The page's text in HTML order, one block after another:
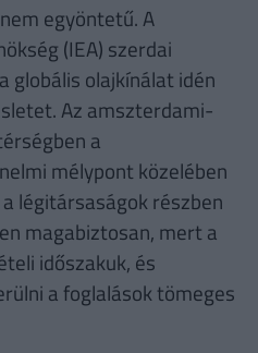
egyöntetű. A
(IEA) szerdai
globális olajkínálat idén
Az amszterdami-
a
mélypont közelében
légitársaságok részben
magabiztosan, mert a
időszakuk, és
a foglalások tömeges